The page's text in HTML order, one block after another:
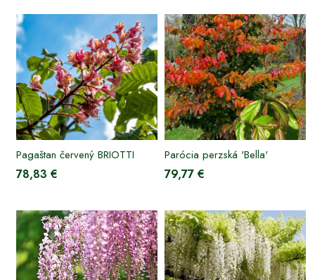
Pagaštan červený BRIOTTI
78,83 €
Parócia perzská 'Bella'
79,77 €